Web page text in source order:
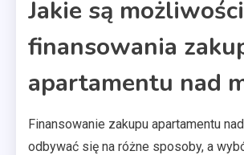
Jakie są możliwości
finansowania
apartamentu nad
Finansowanie zakupu apartamentu
odbywać się na różne sposoby, a